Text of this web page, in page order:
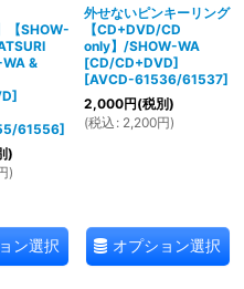
【SHOW-
&
61556]
)
)
ン選択
外せないピンキーリング
【CD+DVD/CD
only】/SHOW-WA
[CD/CD+DVD]
[AVCD-61536/61537]
2,000円(税別)
(税込 : 2,200円)
オプション選択